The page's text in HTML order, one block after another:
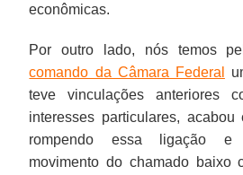
econômicas.
Por outro lado, nós temos
comando da Câmara Federal
teve vinculações anteriores
interesses particulares, acabou
rompendo essa ligação e
movimento do chamado baixo